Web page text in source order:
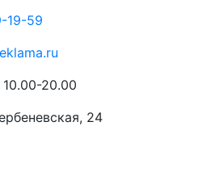
19-59
20.00
24